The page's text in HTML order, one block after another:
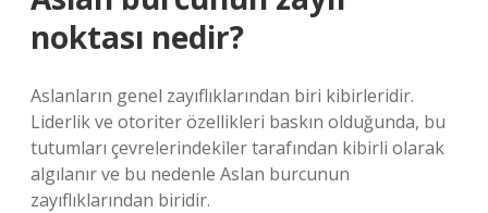
noktası nedir?
Aslanların genel zayıflıklarından biri kibirleridir.
Liderlik ve otoriter özellikleri baskın olduğunda, bu
tutumları çevrelerindekiler tarafından kibirli olarak
algılanır ve bu nedenle Aslan burcunun
zayıflıklarından biridir.